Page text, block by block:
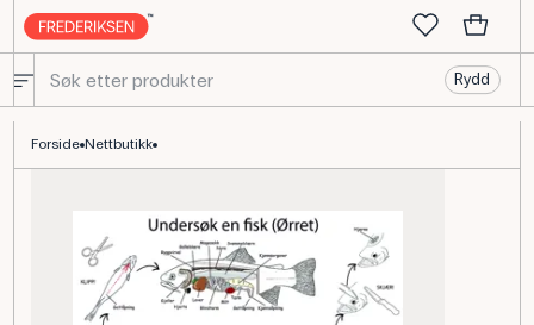
Rydd
Forside Nettbutikk